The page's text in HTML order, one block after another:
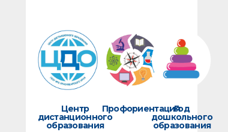
Центр
дистанционного
образования
ПрофориентацияГод
дошкольного
образования